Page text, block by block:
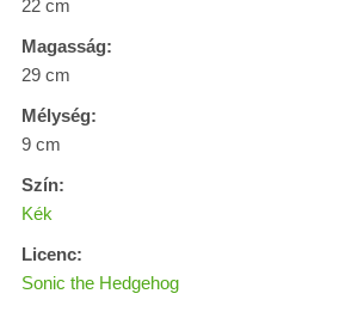
22 cm
Magasság:
29 cm
Mélység:
9 cm
Szín:
Kék
Licenc:
Sonic the Hedgehog